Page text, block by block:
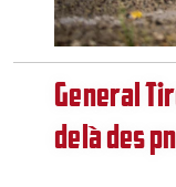
General
delà des